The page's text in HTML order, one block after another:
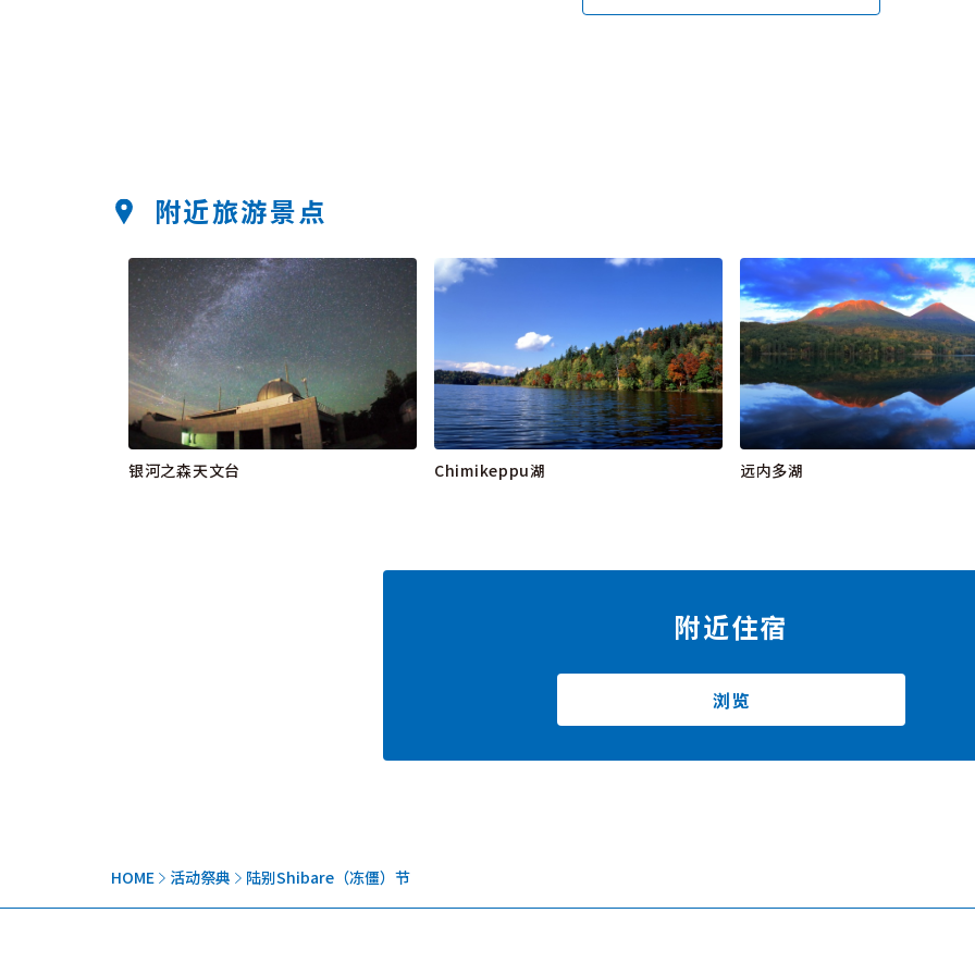
HOME 活动祭典 陆别Shibare（冻僵）节
附近旅游景点
银河之森天文台 Chimikeppu湖 远内多湖
附近住宿
浏览